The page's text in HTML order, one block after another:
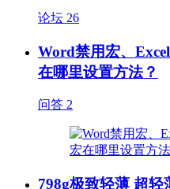
论坛 26
Word禁用宏、
在哪里设置方法？
问答 2
798g极致轻薄 超